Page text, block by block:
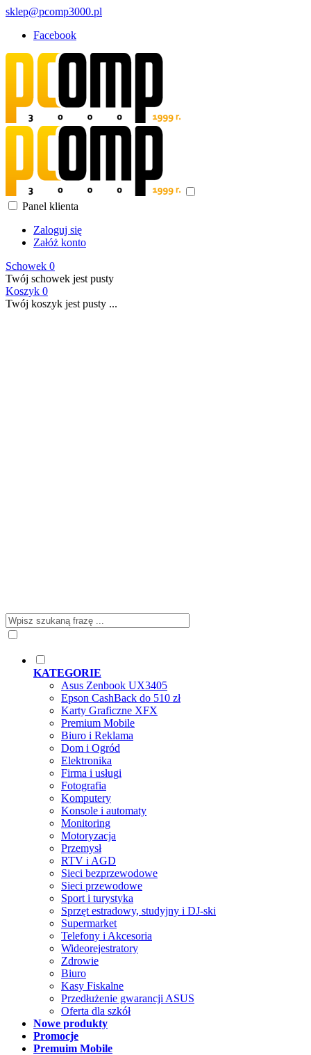
sklep@pcomp3000.pl
Facebook
Panel klienta
Zaloguj się
Załóż konto
Schowek 0
Twój schowek jest pusty
Koszyk 0
Twój koszyk jest pusty ...
KATEGORIE
Asus Zenbook UX3405
Epson CashBack do 510 zł
Karty Graficzne XFX
Premium Mobile
Biuro i Reklama
Dom i Ogród
Elektronika
Firma i usługi
Fotografia
Komputery
Konsole i automaty
Monitoring
Motoryzacja
Przemysł
RTV i AGD
Sieci bezprzewodowe
Sieci przewodowe
Sport i turystyka
Sprzęt estradowy, studyjny i DJ-ski
Supermarket
Telefony i Akcesoria
Wideorejestratory
Zdrowie
Biuro
Kasy Fiskalne
Przedłużenie gwarancji ASUS
Oferta dla szkół
Nowe produkty
Promocje
Premuim Mobile